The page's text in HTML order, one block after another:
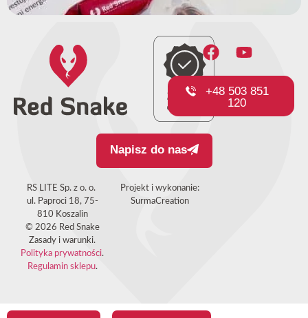
+48 503 851
120
Napisz do nas
RS LITE Sp. z o. o.
ul. Paproci 18, 75-
810 Koszalin
© 2026 Red Snake
Zasady i warunki.
Polityka prywatności.
Regulamin sklepu.
Projekt i wykonanie:
SurmaCreation